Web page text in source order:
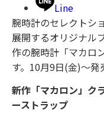
Line
腕時計のセレクトシ
展開するオリジナル
作の腕時計「マカロ
す。10月9日(金)～発
新作「マカロン」ク
ーストラップ